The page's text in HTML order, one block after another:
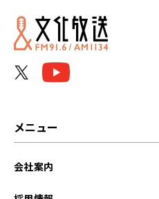
2025年08月
メニュー
会社案内